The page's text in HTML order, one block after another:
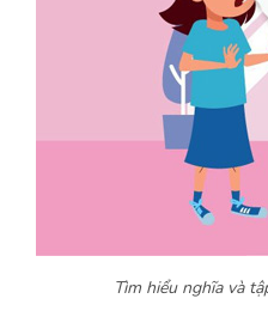
Tìm hiểu nghĩa và